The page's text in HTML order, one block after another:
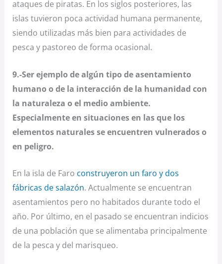
ataques de piratas. En los siglos posteriores, las
islas tuvieron poca actividad humana permanente,
siendo utilizadas más bien para actividades de
pesca y pastoreo de forma ocasional.
9.-Ser ejemplo de algún tipo de asentamiento
humano o de la interacción de la humanidad con
la naturaleza o el medio ambiente.
Especialmente en situaciones en las que los
elementos naturales se encuentren vulnerados o
en peligro.
En la isla de Faro construyeron un faro y dos
fábricas de salazón. Actualmente se encuentran
asentamientos pero no habitados durante todo el
año. Por último, en el pasado se encuentran indicios
de una población que se alimentaba principalmente
de la pesca y del marisqueo.